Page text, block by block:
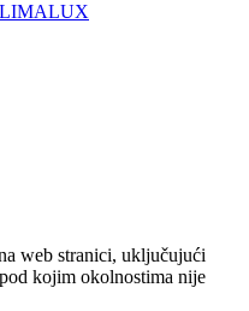
web stranici, uključujući
kojim okolnostima nije